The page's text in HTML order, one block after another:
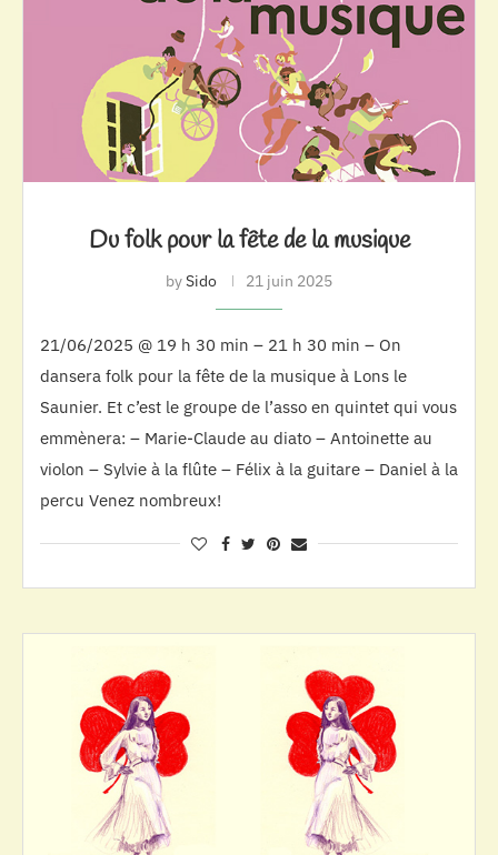
Du folk pour la fête de la musique
bySido 21 juin 2025
21/06/2025 @ 19 h 30 min – 21 h 30 min – On
dansera folk pour la fête de la musique à Lons le
Saunier. Et c’est le groupe de l’asso en quintet qui vous
emmènera: – Marie-Claude au diato – Antoinette au
violon – Sylvie à la flûte – Félix à la guitare – Daniel à la
percu Venez nombreux!